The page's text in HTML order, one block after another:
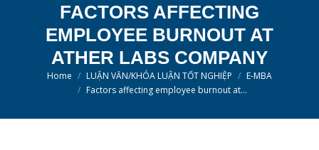
FACTORS AFFECTING
EMPLOYEE BURNOUT AT
ATHER LABS COMPANY
You are here:
Home LUẬN VĂN/KHÓA LUẬN TỐT NGHIỆP
E-MBA
Factors affecting employee burnout at…